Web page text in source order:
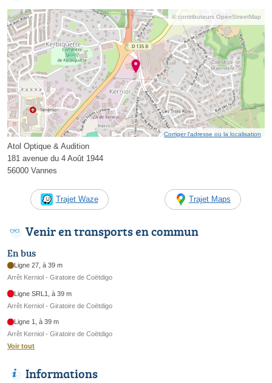
© contributeurs OpenStreetMap
Corriger l’adresse ou la localisation
Atol Optique & Audition
181 avenue du 4 Août 1944
56000 Vannes
Trajet Waze Trajet Maps
Venir en transports en commun
En bus
Ligne 27, à 39 m
Arrêt Kerniol - Giratoire de Coëtdigo
Ligne SRL1, à 39 m
Arrêt Kerniol - Giratoire de Coëtdigo
Ligne 1, à 39 m
Arrêt Kerniol - Giratoire de Coëtdigo
Voir tout
Informations